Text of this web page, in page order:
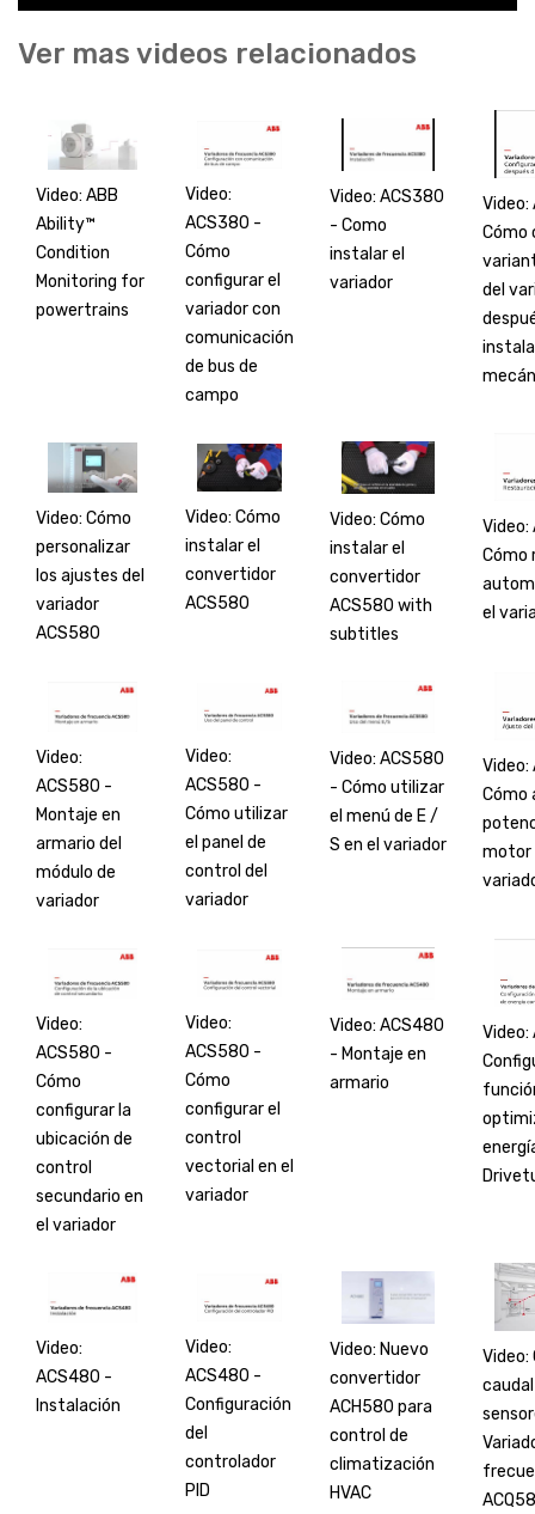
Ver mas videos relacionados
Video: ABB
Ability™
Condition
Monitoring for
powertrains
Video:
ACS380 -
Cómo
configurar el
variador con
comunicación
de bus de
campo
Video: ACS380
- Como
instalar el
variador
Video:
Cómo
del
Video: Cómo
personalizar
los ajustes del
variador
ACS580
Video: Cómo
instalar el
convertidor
ACS580
Video: Cómo
instalar el
convertidor
ACS580 with
subtitles
Video:
Cómo
el
Video:
ACS580 -
Montaje en
armario del
módulo de
variador
Video:
ACS580 -
Cómo utilizar
el panel de
control del
variador
Video: ACS580
- Cómo utilizar
el menú de E /
S en el variador
Video:
Cómo
motor
Video:
ACS580 -
Cómo
configurar la
ubicación de
control
secundario en
el variador
Video:
ACS580 -
Cómo
configurar el
control
vectorial en el
variador
Video: ACS480
- Montaje en
armario
Video:
Video:
ACS480 -
Instalación
Video:
ACS480 -
Configuración
del
controlador
PID
Video: Nuevo
convertidor
ACH580 para
control de
climatización
HVAC
Video: